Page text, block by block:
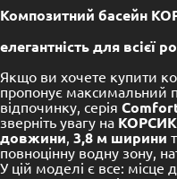
Композитний басейн
елегантність для всієї
Якщо ви хочете купити
пропонує максимальний
відпочинку, серія
зверніть увагу на
довжини, 3,8 м ширини
повноцінну водну зону,
У цій моделі є все: місце